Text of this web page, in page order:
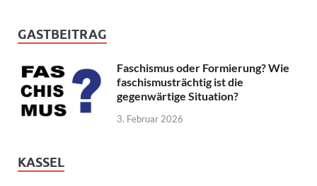
GASTBEITRAG
Faschismus oder Formierung? Wie
faschismusträchtig ist die
gegenwärtige Situation?
3. Februar 2026
KASSEL